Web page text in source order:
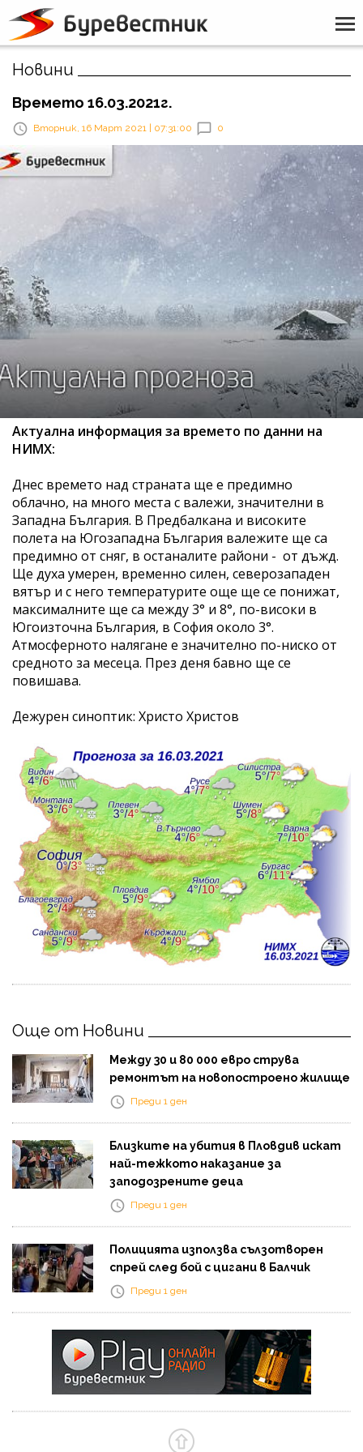
Новини
Времето 16.03.2021г.
Вторник, 16 Март 2021 | 07:31:00 0
Актуална информация за времето по данни на
НИМХ:
Днес времето над страната ще е предимно
облачно, на много места с валежи, значителни в
Западна България. В Предбалкана и високите
полета на Югозападна България валежите ще са
предимно от сняг, в останалите райони - от дъжд.
Ще духа умерен, временно силен, северозападен
вятър и с него температурите още ще се понижат,
максималните ще са между 3° и 8°, по-високи в
Югоизточна България, в София около 3°.
Атмосферното налягане е значително по-ниско от
средното за месеца. През деня бавно ще се
повишава.
Дежурен синоптик: Христо Христов
Още от Новини
Между 30 и 80 000 евро струва
ремонтът на новопостроено жилище
Преди 1 ден
Близките на убития в Пловдив искат
най-тежкото наказание за
заподозрените деца
Преди 1 ден
Полицията използва сълзотворен
спрей след бой с цигани в Балчик
Преди 1 ден